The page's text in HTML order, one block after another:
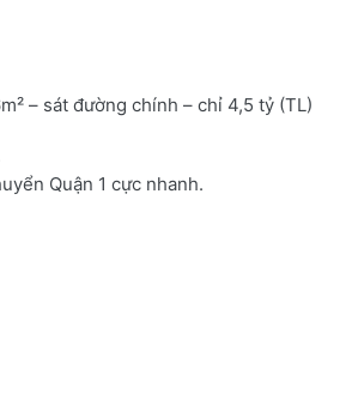
– sát đường chính – chỉ 4,5 tỷ (TL)
Quận 1 cực nhanh.